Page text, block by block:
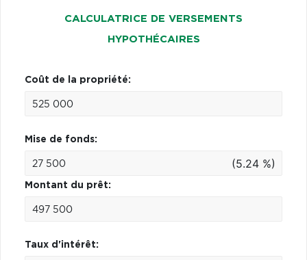
CALCULATRICE DE VERSEMENTS
HYPOTHÉCAIRES
Coût de la propriété:
Mise de fonds:
(5.24 %)
Montant du prêt:
Taux d'intérêt: